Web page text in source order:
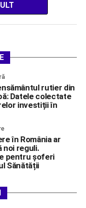
rutier din
Datele colectate
investiții în
în România ar
noi reguli.
pentru șoferi
Sănătății